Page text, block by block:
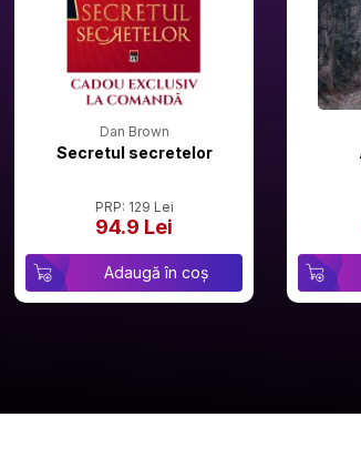
Dan Brown
Secretul secretelor
PRP: 129 Lei
94.9 Lei
Adaugă în coș